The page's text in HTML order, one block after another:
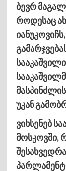
ბევრ
როდესაც
უკან
ვიხსენებ
მოსკოვში,